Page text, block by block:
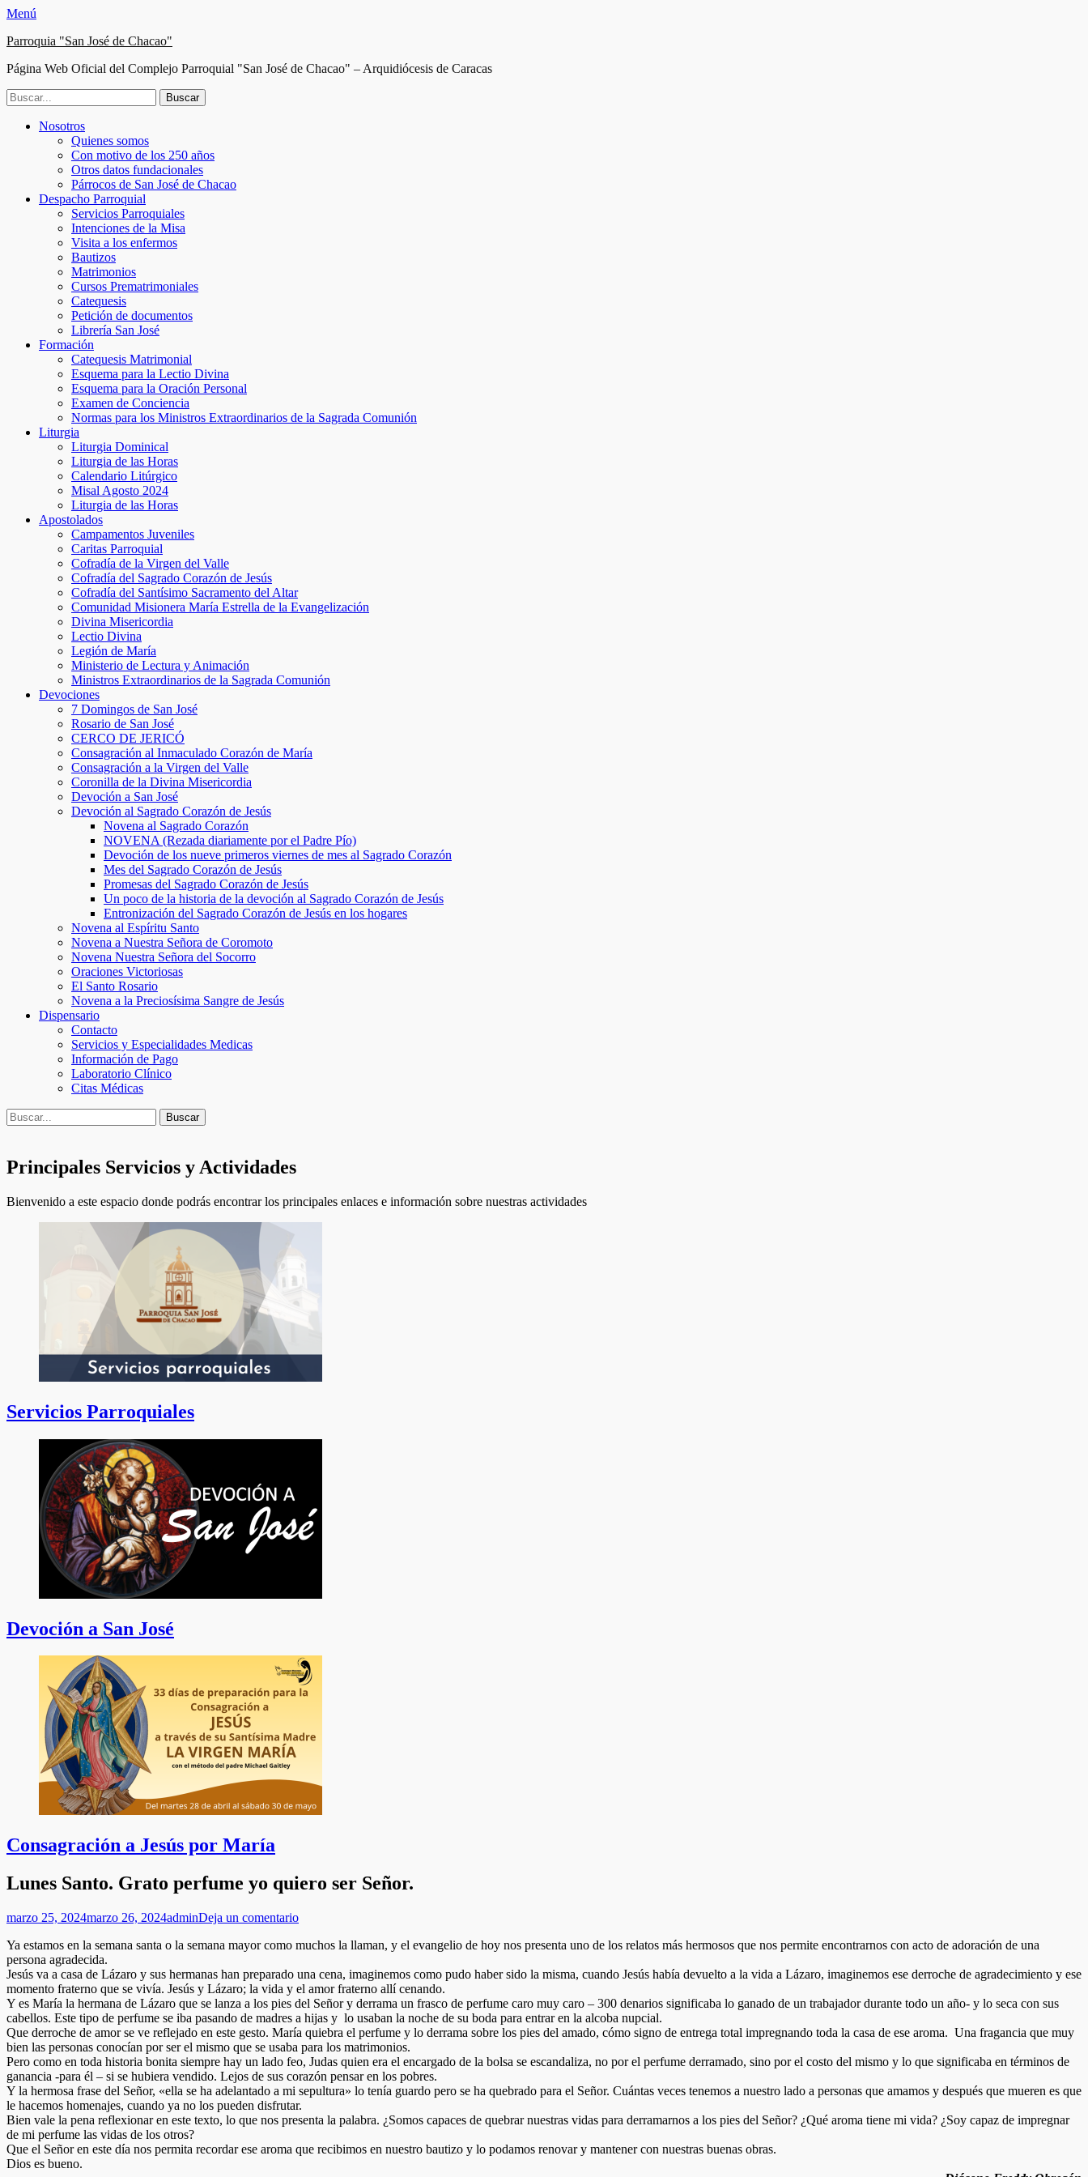
Menú
Parroquia "San José de Chacao"
Página Web Oficial del Complejo Parroquial "San José de Chacao" – Arquidiócesis de Caracas
Buscar:
electrónico
Menú
principal
Saltar
Nosotros
Quienes somos
Con motivo de los 250 años
Otros datos fundacionales
Párrocos de San José de Chacao
Despacho Parroquial
Servicios Parroquiales
Intenciones de la Misa
Visita a los enfermos
Bautizos
Matrimonios
Cursos Prematrimoniales
Catequesis
Petición de documentos
Librería San José
Formación
Catequesis Matrimonial
Esquema para la Lectio Divina
Esquema para la Oración Personal
Examen de Conciencia
Normas para los Ministros Extraordinarios de la Sagrada Comunión
Liturgia
Liturgia Dominical
Liturgia de las Horas
Calendario Litúrgico
Misal Agosto 2024
Liturgia de las Horas
Apostolados
Campamentos Juveniles
Caritas Parroquial
Cofradía de la Virgen del Valle
Cofradía del Sagrado Corazón de Jesús
Cofradía del Santísimo Sacramento del Altar
Comunidad Misionera María Estrella de la Evangelización
Divina Misericordia
Lectio Divina
Legión de María
Ministerio de Lectura y Animación
Ministros Extraordinarios de la Sagrada Comunión
Devociones
7 Domingos de San José
Rosario de San José
CERCO DE JERICÓ
Consagración al Inmaculado Corazón de María
Consagración a la Virgen del Valle
Coronilla de la Divina Misericordia
Devoción a San José
Devoción al Sagrado Corazón de Jesús
Novena al Sagrado Corazón
NOVENA (Rezada diariamente por el Padre Pío)
Devoción de los nueve primeros viernes de mes al Sagrado Corazón
Mes del Sagrado Corazón de Jesús
Promesas del Sagrado Corazón de Jesús
Un poco de la historia de la devoción al Sagrado Corazón de Jesús
Entronización del Sagrado Corazón de Jesús en los hogares
Novena al Espíritu Santo
Novena a Nuestra Señora de Coromoto
Novena Nuestra Señora del Socorro
Oraciones Victoriosas
El Santo Rosario
Novena a la Preciosísima Sangre de Jesús
Dispensario
Contacto
Servicios y Especialidades Medicas
Información de Pago
Laboratorio Clínico
Citas Médicas
Buscar
Buscar:
Principales Servicios y Actividades
Bienvenido a este espacio donde podrás encontrar los principales enlaces e información sobre nuestras actividades
Servicios Parroquiales
Devoción a San José
Consagración a Jesús por María
Lunes Santo. Grato perfume yo quiero ser Señor.
Publicado
marzo 25, 2024marzo 26, 2024Autor
adminDeja un comentario
Ya estamos en la semana santa o la semana mayor como muchos la llaman, y el evangelio de hoy nos presenta uno de los relatos más hermosos que nos permite encontrarnos con acto de adoración de una
persona agradecida.
Jesús va a casa de Lázaro y sus hermanas han preparado una cena, imaginemos como pudo haber sido la misma, cuando Jesús había devuelto a la vida a Lázaro, imaginemos ese derroche de agradecimiento y ese
momento fraterno que se vivía. Jesús y Lázaro; la vida y el amor fraterno allí cenando.
Y es María la hermana de Lázaro que se lanza a los pies del Señor y derrama un frasco de perfume caro muy caro – 300 denarios significaba lo ganado de un trabajador durante todo un año- y lo seca con sus
cabellos. Este tipo de perfume se iba pasando de madres a hijas y lo usaban la noche de su boda para entrar en la alcoba nupcial.
Que derroche de amor se ve reflejado en este gesto. María quiebra el perfume y lo derrama sobre los pies del amado, cómo signo de entrega total impregnando toda la casa de ese aroma. Una fragancia que muy
bien las personas conocían por ser el mismo que se usaba para los matrimonios.
Pero como en toda historia bonita siempre hay un lado feo, Judas quien era el encargado de la bolsa se escandaliza, no por el perfume derramado, sino por el costo del mismo y lo que significaba en términos de
ganancia -para él – si se hubiera vendido. Lejos de sus corazón pensar en los pobres.
Y la hermosa frase del Señor, «ella se ha adelantado a mi sepultura» lo tenía guardo pero se ha quebrado para el Señor. Cuántas veces tenemos a nuestro lado a personas que amamos y después que mueren es que
le hacemos homenajes, cuando ya no los pueden disfrutar.
Bien vale la pena reflexionar en este texto, lo que nos presenta la palabra. ¿Somos capaces de quebrar nuestras vidas para derramarnos a los pies del Señor? ¿Qué aroma tiene mi vida? ¿Soy capaz de impregnar
de mi perfume las vidas de los otros?
Que el Señor en este día nos permita recordar ese aroma que recibimos en nuestro bautizo y lo podamos renovar y mantener con nuestras buenas obras.
Dios es bueno.